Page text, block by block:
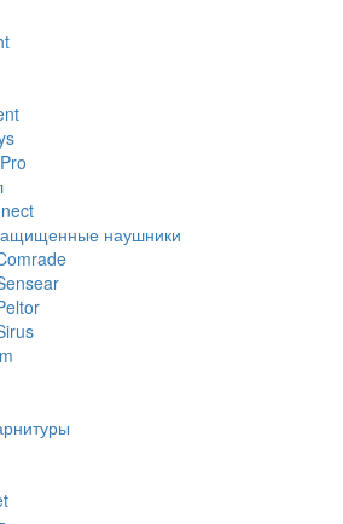
наушники